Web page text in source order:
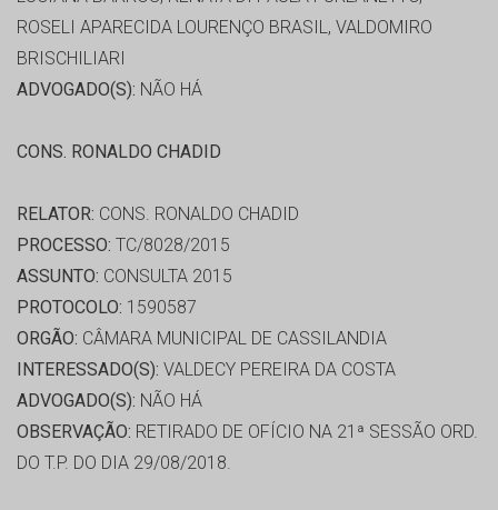
ROSELI APARECIDA LOURENÇO BRASIL, VALDOMIRO
BRISCHILIARI
ADVOGADO(S): NÃO HÁ
CONS. RONALDO CHADID
RELATOR: CONS. RONALDO CHADID
PROCESSO: TC/8028/2015
ASSUNTO: CONSULTA 2015
PROTOCOLO: 1590587
ORGÃO: CÂMARA MUNICIPAL DE CASSILANDIA
INTERESSADO(S): VALDECY PEREIRA DA COSTA
ADVOGADO(S): NÃO HÁ
OBSERVAÇÃO: RETIRADO DE OFÍCIO NA 21ª SESSÃO ORD.
DO T.P. DO DIA 29/08/2018.